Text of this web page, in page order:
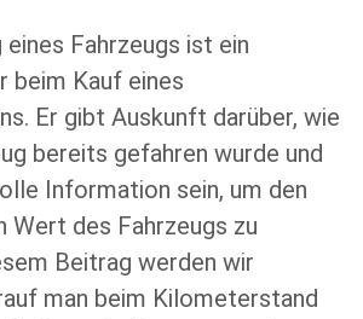
Fahrzeugs ist ein
beim Kauf eines
Er gibt Auskunft darüber, wie
bereits gefahren wurde und
Information sein, um den
Wert des Fahrzeugs zu
Beitrag werden wir
man beim Kilometerstand